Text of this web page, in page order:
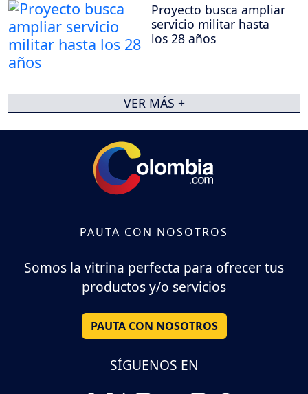
Proyecto busca ampliar
servicio militar hasta
los 28 años
VER MÁS +
PAUTA CON NOSOTROS
Somos la vitrina perfecta para ofrecer tus
productos y/o servicios
PAUTA CON NOSOTROS
SÍGUENOS EN